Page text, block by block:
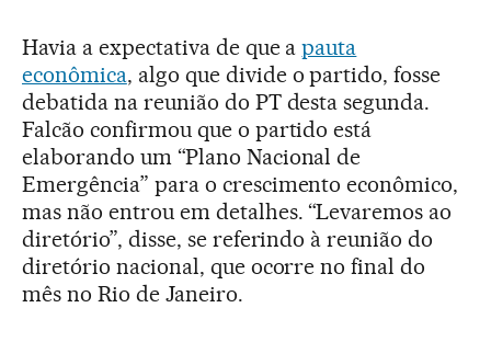
Havia a expectativa de que apauta
econômica, algo que divide o partido, fosse
debatida na reunião do PT desta segunda.
Falcão confirmou que o partido está
elaborando um “Plano Nacional de
Emergência” para o crescimento econômico,
mas não entrou em detalhes. “Levaremos ao
diretório”, disse, se referindo à reunião do
diretório nacional, que ocorre no final do
mês no Rio de Janeiro.